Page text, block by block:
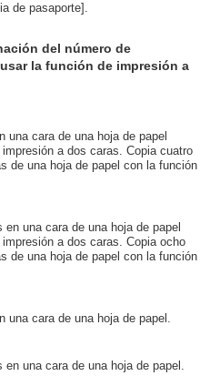
de pasaporte].
del número de
la función de impresión a
una cara de una hoja de papel
a dos caras. Copia cuatro
de una hoja de papel con la función
una cara de una hoja de papel
a dos caras. Copia ocho
de una hoja de papel con la función
una cara de una hoja de papel.
en una cara de una hoja de papel.